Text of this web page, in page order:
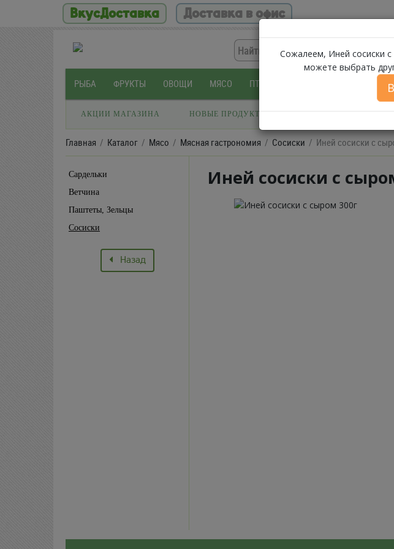
ВкусДоставка Доставка в офис
РЫБА ФРУКТЫ ОВОЩИ МЯСО ПТИЦА
АКЦИИ МАГАЗИНА НОВЫЕ ПРОДУКТЫ ФЕРМЕРСКИЕ
Главная Каталог Мясо Мясная гастрономия Сосиски Иней сосиски с
Сардельки
Ветчина
Паштеты, Зельцы
Сосиски
Назад
Сожалеем, Иней сосиски с
можете выбрать
Иней сосиски с